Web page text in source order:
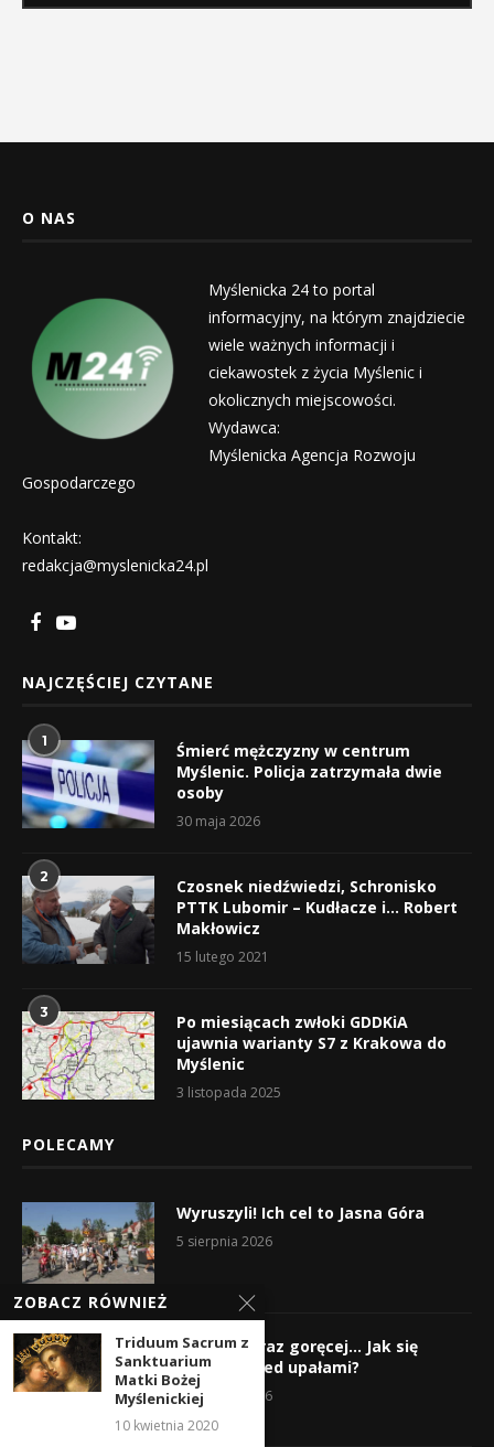
O NAS
Myślenicka 24 to portal
informacyjny, na którym znajdziecie
wiele ważnych informacji i
ciekawostek z życia Myślenic i
okolicznych miejscowości.
Wydawca:
Myślenicka Agencja Rozwoju
Gospodarczego
Kontakt:
redakcja@myslenicka24.pl
NAJCZĘŚCIEJ CZYTANE
1
Śmierć mężczyzny w centrum
Myślenic. Policja zatrzymała dwie
osoby
30 maja 2026
2
Czosnek niedźwiedzi, Schronisko
PTTK Lubomir – Kudłacze i… Robert
Makłowicz
15 lutego 2021
3
Po miesiącach zwłoki GDDKiA
ujawnia warianty S7 z Krakowa do
Myślenic
3 listopada 2025
POLECAMY
Wyruszyli! Ich cel to Jasna Góra
5 sierpnia 2026
Gorąco, coraz goręcej… Jak się
chronić przed upałami?
4 sierpnia 2026
ZOBACZ RÓWNIEŻ
Triduum Sacrum z
Sanktuarium
Matki Bożej
Myślenickiej
10 kwietnia 2020